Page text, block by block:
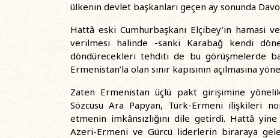
ülkenin devlet başkanları geçen ay sonunda
Hattâ eski Cumhurbaşkanı Elçibey’in hamasi
verilmesi halinde -sanki Karabağ kendi
döndürecekleri tehditi de bu görüşmelerde
Ermenistan’la olan sınır kapısının açılmasına
Zaten Ermenistan üçlü pakt girişimine
Sözcüsü Ara Papyan, Türk-Ermeni ilişkileri
etmenin imkânsızlığını dile getirdi. Hattâ
Azeri-Ermeni ve Gürcü liderlerin biraraya